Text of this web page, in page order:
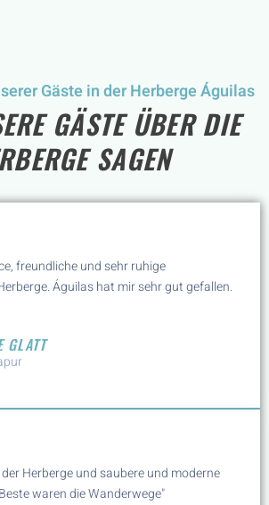
Gäste in der Herberge Águilas
GÄSTE ÜBER DIE
SAGEN
freundliche und sehr ruhige
Águilas hat mir sehr gut gefallen.
GLATT
Herberge und saubere und moderne
waren die Wanderwege"